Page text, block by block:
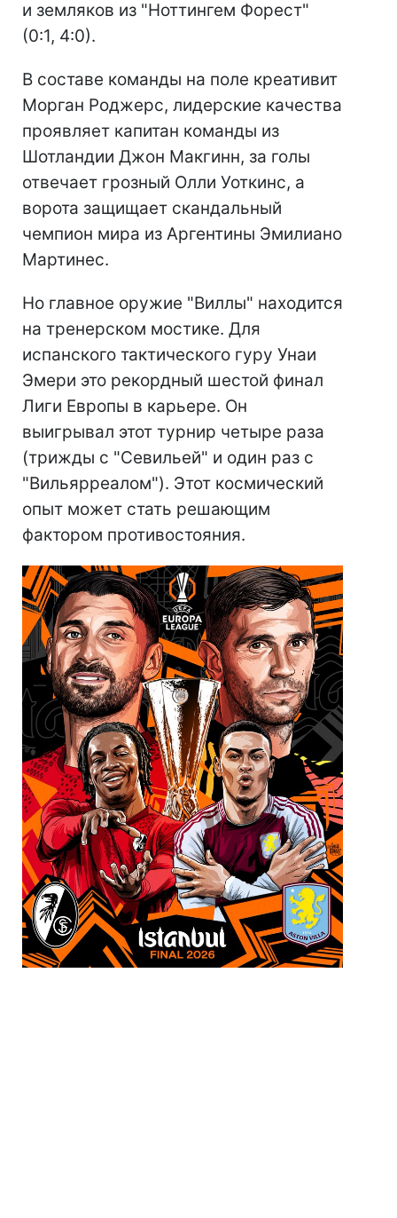
и земляков из "Ноттингем Форест"
(0:1, 4:0).
В составе команды на поле креативит
Морган Роджерс, лидерские качества
проявляет капитан команды из
Шотландии Джон Макгинн, за голы
отвечает грозный Олли Уоткинс, а
ворота защищает скандальный
чемпион мира из Аргентины Эмилиано
Мартинес.
Но главное оружие "Виллы" находится
на тренерском мостике. Для
испанского тактического гуру Унаи
Эмери это рекордный шестой финал
Лиги Европы в карьере. Он
выигрывал этот турнир четыре раза
(трижды с "Севильей" и один раз с
"Вильярреалом"). Этот космический
опыт может стать решающим
фактором противостояния.